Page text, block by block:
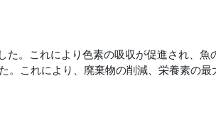
。これにより色素の吸収が促進され、魚
。これにより、廃棄物の削減、栄養素の最